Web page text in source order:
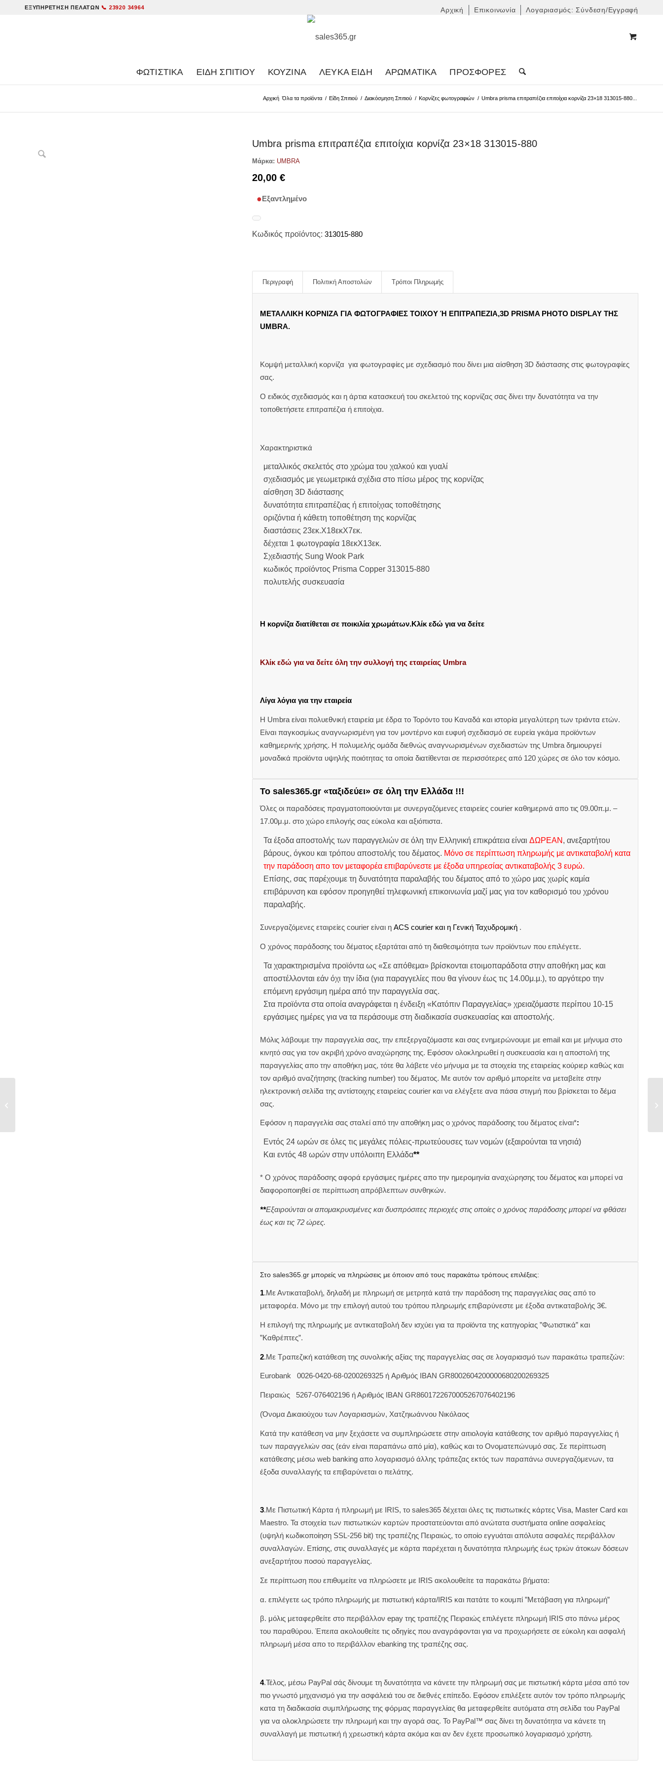
Αρχική Επικοινωνία Λογαριασμός: Σύνδεση/Εγγραφή
ΕΞΥΠΗΡΈΤΗΣΗ ΠΕΛΑΤΏΝ 📞 23920 34964
ΦΩΤΙΣΤΙΚΑ ΕΊΔΗ ΣΠΙΤΙΟΎ ΚΟΥΖΊΝΑ ΛΕΥΚΆ ΕΊΔΗ ΑΡΩΜΑΤΙΚΆ ΠΡΟΣΦΟΡΈΣ
Αρχική Όλα τα προϊόντα / Είδη Σπιτιού / Διακόσμηση Σπιτιού / Κορνίζες φωτογραφιών / Umbra prisma επιτραπέζια επιτοίχια κορνίζα 23×18 313015-880...
Umbra prisma επιτραπέζια επιτοίχια κορνίζα 23×18 313015-880
Μάρκα: UMBRA
20,00 €
Εξαντλημένο
Κωδικός προϊόντος: 313015-880
Περιγραφή Πολιτική Αποστολών Τρόποι Πληρωμής
ΜΕΤΑΛΛΙΚΗ ΚΟΡΝΙΖΑ ΓΙΑ ΦΩΤΟΓΡΑΦΙΕΣ ΤΟΙΧΟΥ Ή ΕΠΙΤΡΑΠΕΖΙΑ,3D PRISMA PHOTO DISPLAY ΤΗΣ
UMBRA.
Κομψή μεταλλική κορνίζα για φωτογραφίες με σχεδιασμό που δίνει μια αίσθηση 3D διάστασης στις φωτογραφίες
σας.
Ο ειδικός σχεδιασμός και η άρτια κατασκευή του σκελετού της κορνίζας σας δίνει την δυνατότητα να την
τοποθετήσετε επιτραπέζια ή επιτοίχια.
Χαρακτηριστικά
μεταλλικός σκελετός στο χρώμα του χαλκού και γυαλί
σχεδιασμός με γεωμετρικά σχέδια στο πίσω μέρος της κορνίζας
αίσθηση 3D διάστασης
δυνατότητα επιτραπέζιας ή επιτοίχιας τοποθέτησης
οριζόντια ή κάθετη τοποθέτηση της κορνίζας
διαστάσεις 23εκ.Χ18εκΧ7εκ.
δέχεται 1 φωτογραφία 18εκΧ13εκ.
Σχεδιαστής Sung Wook Park
κωδικός προϊόντος Prisma Copper 313015-880
πολυτελής συσκευασία
Η κορνίζα διατίθεται σε ποικιλία χρωμάτων.Κλίκ εδώ για να δείτε
Κλίκ εδώ για να δείτε όλη την συλλογή της εταιρείας Umbra
Λίγα λόγια για την εταιρεία
Η Umbra είναι πολυεθνική εταιρεία με έδρα το Τορόντο του Καναδά και ιστορία μεγαλύτερη των τριάντα ετών.
Είναι παγκοσμίως αναγνωρισμένη για τον μοντέρνο και ευφυή σχεδιασμό σε ευρεία γκάμα προϊόντων
καθημερινής χρήσης. Η πολυμελής ομάδα διεθνώς αναγνωρισμένων σχεδιαστών της Umbra δημιουργεί
μοναδικά προϊόντα υψηλής ποιότητας τα οποία διατίθενται σε περισσότερες από 120 χώρες σε όλο τον κόσμο.
Το sales365.gr «ταξιδεύει» σε όλη την Ελλάδα !!!
Όλες οι παραδόσεις πραγματοποιούνται με συνεργαζόμενες εταιρείες courier καθημερινά απο τις 09.00π.μ. –
17.00μ.μ. στο χώρο επιλογής σας εύκολα και αξιόπιστα.
Τα έξοδα αποστολής των παραγγελιών σε όλη την Ελληνική επικράτεια είναι ΔΩΡΕΑΝ , ανεξαρτήτου
βάρους, όγκου και τρόπου αποστολής του δέματος. Μόνο σε περίπτωση πληρωμής με αντικαταβολή κατα
την παράδοση απο τον μεταφορέα επιβαρύνεστε με έξοδα υπηρεσίας αντικαταβολής 3 ευρώ.
Επίσης, σας παρέχουμε τη δυνατότητα παραλαβής του δέματος από το χώρο μας χωρίς καμία
επιβάρυνση και εφόσον προηγηθεί τηλεφωνική επικοινωνία μαζί μας για τον καθορισμό του χρόνου
παραλαβής.
Συνεργαζόμενες εταιρείες courier είναι η ACS courier και η Γενική Ταχυδρομική.
Ο χρόνος παράδοσης του δέματος εξαρτάται από τη διαθεσιμότητα των προϊόντων που επιλέγετε.
Τα χαρακτηρισμένα προϊόντα ως «Σε απόθεμα» βρίσκονται ετοιμοπαράδοτα στην αποθήκη μας και
αποστέλλονται εάν όχι την ίδια (για παραγγελίες που θα γίνουν έως τις 14.00μ.μ.), το αργότερο την
επόμενη εργάσιμη ημέρα από την παραγγελία σας.
Στα προϊόντα στα οποία αναγράφεται η ένδειξη «Κατόπιν Παραγγελίας» χρειαζόμαστε περίπου 10-15
εργάσιμες ημέρες για να τα περάσουμε στη διαδικασία συσκευασίας και αποστολής.
Μόλις λάβουμε την παραγγελία σας, την επεξεργαζόμαστε και σας ενημερώνουμε με email και με μήνυμα στο
κινητό σας για τον ακριβή χρόνο αναχώρησης της. Εφόσον ολοκληρωθεί η συσκευασία και η αποστολή της
παραγγελίας απο την αποθήκη μας, τότε θα λάβετε νέο μήνυμα με τα στοιχεία της εταιρείας κούριερ καθώς και
τον αριθμό αναζήτησης (tracking number) του δέματος. Με αυτόν τον αριθμό μπορείτε να μεταβείτε στην
ηλεκτρονική σελίδα της αντίστοιχης εταιρείας courier και να ελέγξετε ανα πάσα στιγμή που βρίσκεται το δέμα
σας.
Εφόσον η παραγγελία σας σταλεί από την αποθήκη μας ο χρόνος παράδοσης του δέματος είναι*:
Εντός 24 ωρών σε όλες τις μεγάλες πόλεις-πρωτεύουσες των νομών (εξαιρούνται τα νησιά)
Και εντός 48 ωρών στην υπόλοιπη Ελλάδα**
* Ο χρόνος παράδοσης αφορά εργάσιμες ημέρες απο την ημερομηνία αναχώρησης του δέματος και μπορεί να
διαφοροποιηθεί σε περίπτωση απρόβλεπτων συνθηκών.
**Εξαιρούνται οι απομακρυσμένες και δυσπρόσιτες περιοχές στις οποίες ο χρόνος παράδοσης μπορεί να φθάσει
έως και τις 72 ώρες.
Στο sales365.gr μπορείς να πληρώσεις με όποιον από τους παρακάτω τρόπους επιλέξεις:
1.Με Αντικαταβολή, δηλαδή με πληρωμή σε μετρητά κατά την παράδοση της παραγγελίας σας από το
μεταφορέα. Μόνο με την επιλογή αυτού του τρόπου πληρωμής επιβαρύνεστε με έξοδα αντικαταβολής 3€.
Η επιλογή της πληρωμής με αντικαταβολή δεν ισχύει για τα προϊόντα της κατηγορίας ”Φωτιστικά” και
”Καθρέπτες”.
2.Με Τραπεζική κατάθεση της συνολικής αξίας της παραγγελίας σας σε λογαριασμό των παρακάτω τραπεζών:
Eurobank 0026-0420-68-0200269325 ή Aριθμός IBAN GR8002604200000680200269325
Πειραιώς 5267-076402196 ή Αριθμός IBAN GR8601722670005267076402196
(Όνομα Δικαιούχου των Λογαριασμών, Χατζηιωάννου Νικόλαος
Κατά την κατάθεση να μην ξεχάσετε να συμπληρώσετε στην αιτιολογία κατάθεσης τον αριθμό παραγγελίας ή
των παραγγελιών σας (εάν είναι παραπάνω από μία), καθώς και το Ονοματεπώνυμό σας. Σε περίπτωση
κατάθεσης μέσω web banking απο λογαριασμό άλλης τράπεζας εκτός των παραπάνω συνεργαζόμενων, τα
έξοδα συναλλαγής τα επιβαρύνεται ο πελάτης.
3.Με Πιστωτική Κάρτα ή πληρωμή με IRIS, το sales365 δέχεται όλες τις πιστωτικές κάρτες Visa, Master Card και
Maestro. Τα στοιχεία των πιστωτικών καρτών προστατεύονται από ανώτατα συστήματα online ασφαλείας
(υψηλή κωδικοποίηση SSL-256 bit) της τραπέζης Πειραιώς, το οποίο εγγυάται απόλυτα ασφαλές περιβάλλον
συναλλαγών. Επίσης, στις συναλλαγές με κάρτα παρέχεται η δυνατότητα πληρωμής έως τριών άτοκων δόσεων
ανεξαρτήτου ποσού παραγγελίας.
Σε περίπτωση που επιθυμείτε να πληρώσετε με IRIS ακολουθείτε τα παρακάτω βήματα:
α. επιλέγετε ως τρόπο πληρωμής με πιστωτική κάρτα/IRIS και πατάτε το κουμπί ”Μετάβαση για πληρωμή”
β. μόλις μεταφερθείτε στο περιβάλλον epay της τραπέζης Πειραιώς επιλέγετε πληρωμή IRIS στο πάνω μέρος
του παραθύρου. Έπειτα ακολουθείτε τις οδηγίες που αναγράφονται για να προχωρήσετε σε εύκολη και ασφαλή
πληρωμή μέσα απο το περιβάλλον ebanking της τραπέζης σας.
4.Τέλος, μέσω PayPal σάς δίνουμε τη δυνατότητα να κάνετε την πληρωμή σας με πιστωτική κάρτα μέσα από τον
πιο γνωστό μηχανισμό για την ασφάλειά του σε διεθνές επίπεδο. Εφόσον επιλέξετε αυτόν τον τρόπο πληρωμής
κατα τη διαδικασία συμπλήρωσης της φόρμας παραγγελίας θα μεταφερθείτε αυτόματα στη σελίδα του PayPal
για να ολοκληρώσετε την πληρωμή και την αγορά σας. Το PayPal™ σας δίνει τη δυνατότητα να κάνετε τη
συναλλαγή με πιστωτική ή χρεωστική κάρτα ακόμα και αν δεν έχετε προσωπικό λογαριασμό χρήστη.